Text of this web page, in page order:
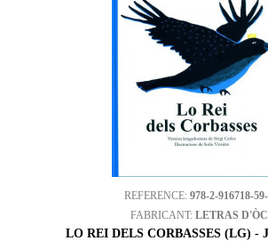
REFERENCE: 978-2-916718-
FABRICANT: LETRAS D'ÒC
LO REI DELS CORBASSES (LG) -